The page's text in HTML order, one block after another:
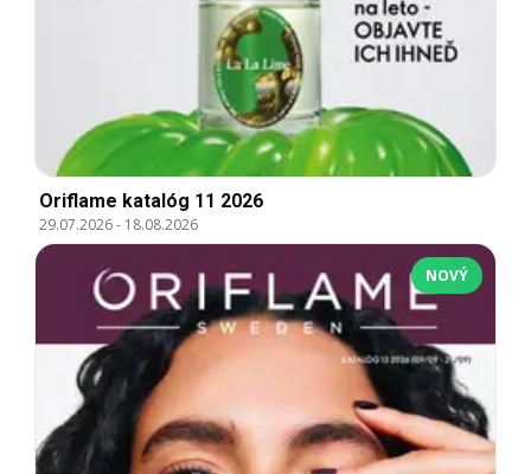
Oriflame katalóg 11 2026
29.07.2026- 18.08.2026
NOVÝ